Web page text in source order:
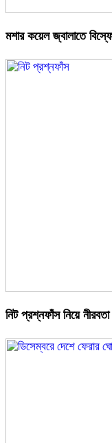
মশার কয়েল জ্বালাতে
নিট প্রশ্নফাঁস নিয়ে